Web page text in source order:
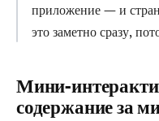
приложение — и
это заметно сразу,
Мини-
содержание за